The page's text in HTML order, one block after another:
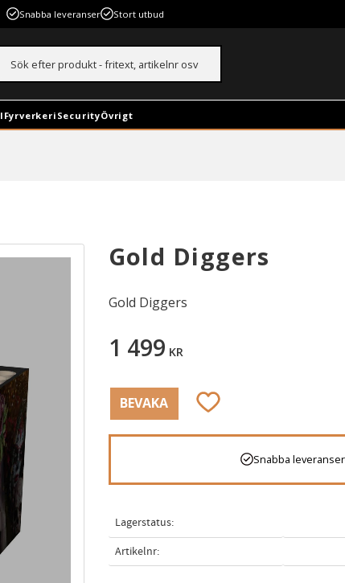
Snabba leveranser Stort utbud
Fyrverkeri SecurityÖvrigt
Gold Diggers
Gold Diggers
1 499 KR
Lägg till i favoriter
BEVAKA
Snabba leveranser
Lagerstatus
Artikelnr